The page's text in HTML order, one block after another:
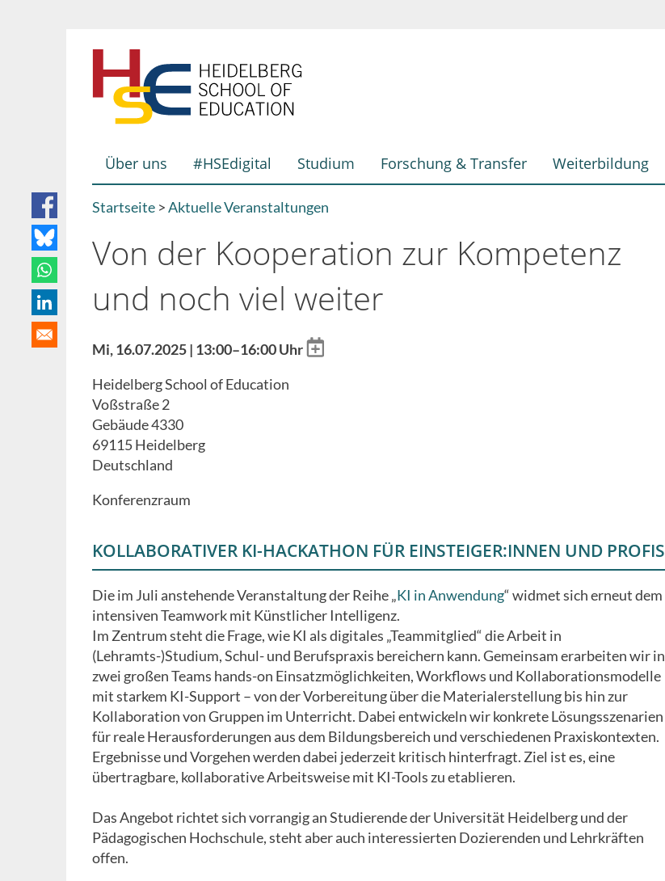
Hauptnavigation
Über uns #HSEdigital Studium Forschung & Transfer Weiterbildung
Breadcrumb
Startseite Aktuelle Veranstaltungen
Von der Kooperation zur Kompetenz
und noch viel weiter
Mi, 16.07.2025 | 13:00–16:00 UhrAdd
Heidelberg School of Education
Voßstraße 2
Gebäude 4330
69115Heidelberg
Deutschland
Konferenzraum
KOLLABORATIVER KI-HACKATHON FÜR EINSTEIGER:INNEN UND PROFIS
Die im Juli anstehende Veranstaltung der Reihe „KI in Anwendung“ widmet sich erneut dem
intensiven Teamwork mit Künstlicher Intelligenz.
Im Zentrum steht die Frage, wie KI als digitales „Teammitglied“ die Arbeit in
(Lehramts-)Studium, Schul- und Berufspraxis bereichern kann. Gemeinsam erarbeiten wir in
zwei großen Teams hands-on Einsatzmöglichkeiten, Workflows und Kollaborationsmodelle
mit starkem KI-Support – von der Vorbereitung über die Materialerstellung bis hin zur
Kollaboration von Gruppen im Unterricht. Dabei entwickeln wir konkrete Lösungsszenarien
für reale Herausforderungen aus dem Bildungsbereich und verschiedenen Praxiskontexten.
Ergebnisse und Vorgehen werden dabei jederzeit kritisch hinterfragt. Ziel ist es, eine
übertragbare, kollaborative Arbeitsweise mit KI-Tools zu etablieren.
Das Angebot richtet sich vorrangig an Studierende der Universität Heidelberg und der
Pädagogischen Hochschule, steht aber auch interessierten Dozierenden und Lehrkräften
offen.